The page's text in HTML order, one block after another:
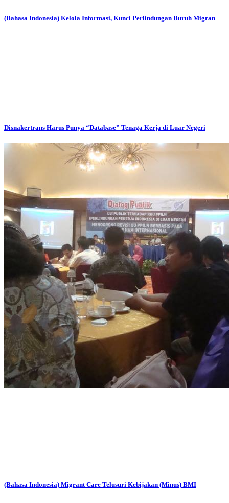
(Bahasa Indonesia) Kelola Informasi, Kunci Perlindungan Buruh Migran
Disnakertrans Harus Punya “Database” Tenaga Kerja di Luar Negeri
(Bahasa Indonesia) Migrant Care Telusuri Kebijakan (Minus) BMI